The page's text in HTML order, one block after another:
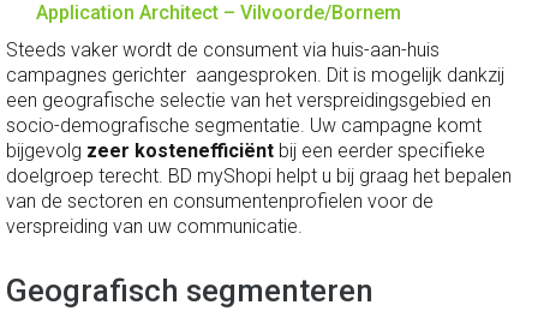
Application Architect – Vilvoorde/Bornem
Steeds vaker wordt de consument via huis-aan-huis
campagnes gerichter aangesproken. Dit is mogelijk dankzij
een geografische selectie van het verspreidingsgebied en
socio-demografische segmentatie. Uw campagne komt
bijgevolg zeer kostenefficiënt bij een eerder specifieke
doelgroep terecht. BD myShopi helpt u bij graag het bepalen
van de sectoren en consumentenprofielen voor de
verspreiding van uw communicatie.
Geografisch segmenteren